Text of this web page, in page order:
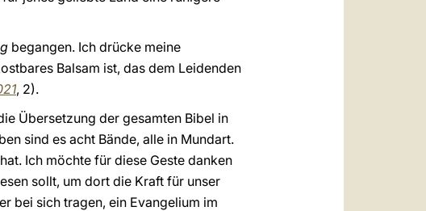
begangen. Ich drücke meine
Balsam ist, das dem Leidenden
, 2).
Übersetzung der gesamten Bibel in
sind es acht Bände, alle in Mundart.
Ich möchte für diese Geste danken
sollt, um dort die Kraft für unser
bei sich tragen, ein Evangelium im